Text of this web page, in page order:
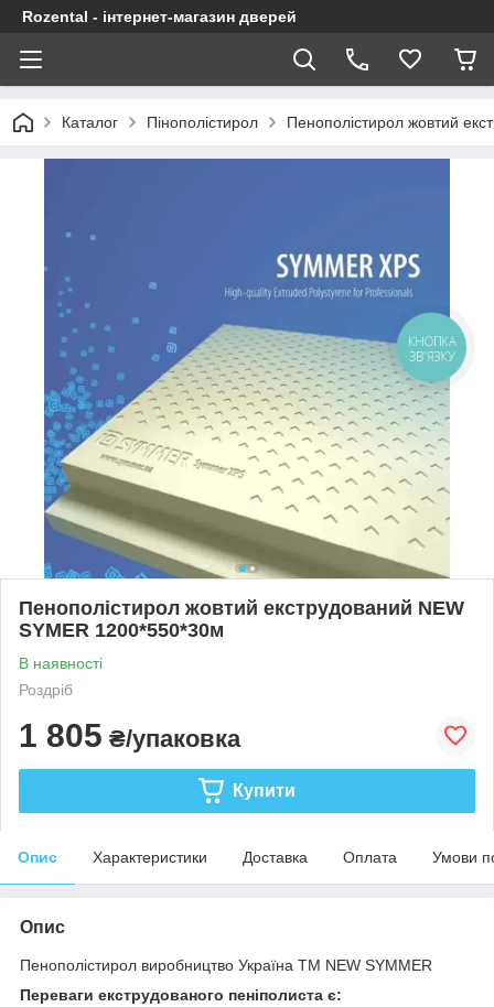
Rozental - інтернет-магазин дверей
Каталог Пінополістирол Пенополістирол жовтий
Пенополістирол жовтий екструдований NEW
SYMER 1200*550*30м
В наявності
Роздріб
1 805 ₴/упаковка
Купити
Опис Характеристики Доставка Оплата Умови
Опис
Пенополістирол виробництво Україна ТМ NEW SYMMER
Переваги екструдованого пеніполиста є:
КНОПКА
ЗВ'ЯЗКУ